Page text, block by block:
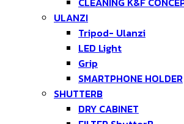
ULANZI
Tripod- Ulanzi
LED Light
Grip
SMARTPHONE HOLDER
SHUTTERB
DRY CABINET